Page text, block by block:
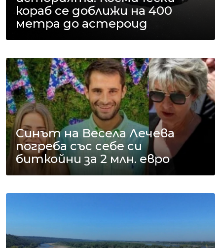
кораб се доближи на 400
метра до астероид
Синът на Весела Лечева
погреба със себе си
биткойни за 2 млн. евро